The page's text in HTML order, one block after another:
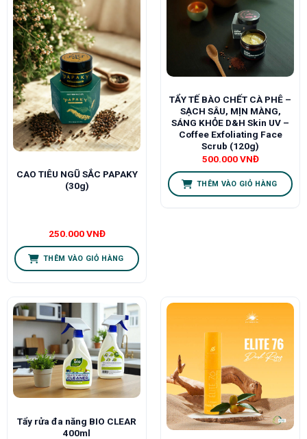
CAO TIÊU NGŨ SẮC PAPAKY
(30g)
250.000VNĐ
THÊM VÀO GIỎ HÀNG
TẨY TẾ BÀO CHẾT CÀ PHÊ –
SẠCH SÂU, MỊN MÀNG,
SÁNG KHỎE D&H Skin UV –
Coffee Exfoliating Face
Scrub (120g)
500.000VNĐ
THÊM VÀO GIỎ HÀNG
Tẩy rửa đa năng BIO CLEAR
400ml